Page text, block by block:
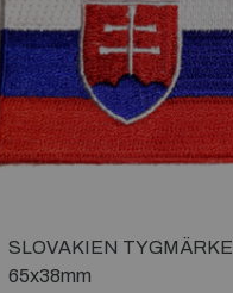
SLOVAKIEN TYGMÄRKE
65x38mm